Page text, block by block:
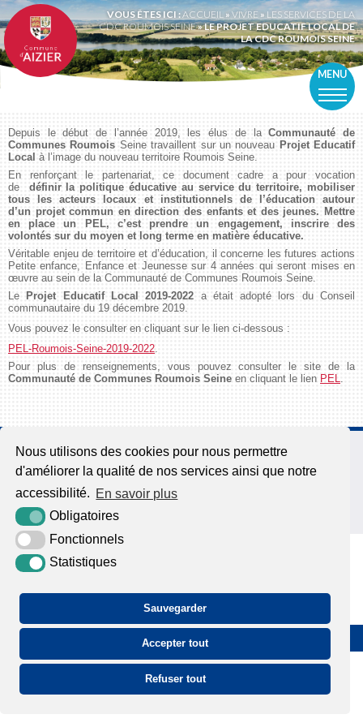
Nous utilisons des cookies pour nous permettre
d'améliorer la qualité de nos services ainsi que notre
accessibilité. En savoir plus
Obligatoires
Fonctionnels
Statistiques
Sauvegarder
Accepter tout
Refuser tout
VOUS ÊTES ICI :ACCUEIL » VIVRE » LES SERVICES DE LA
CDC ROUMOIS SEINE»LE PROJET EDUCATIF LOCAL DE
LA CDC ROUMOIS SEINE
MENU
Depuis le début de l’année 2019, les élus de laCommunauté de
Communes Roumois Seine travaillent sur un nouveau Projet Educatif
Local à l’image du nouveau territoire Roumois Seine.
En renforçant le partenariat, ce document cadre a pour vocation
de
définir la politique éducative au service du territoire, mobiliser
tous les acteurs locaux et institutionnels de l’éducation autour
d’un projet commun en direction des enfants et des jeunes. Mettre
en place un PEL, c’est prendre un engagement, inscrire des
volontés sur du moyen et long terme en matière éducative.
Véritable enjeu de territoire et d’éducation, il concerne les futures actions
Petite enfance, Enfance et Jeunesse sur 4 années qui seront mises en
œuvre au sein de la Communauté de Communes Roumois Seine.
Le
Projet Educatif Local 2019-2022 a était adopté lors du Conseil
communautaire du 19 décembre 2019.
Vous pouvez le consulter en cliquant sur le lien ci-dessous :
PEL-Roumois-Seine-2019-2022.
Pour plus de renseignements, vous pouvez consulter le site de la
Communauté de Communes Roumois Seine en cliquant le lien PEL.
65, route des Chaumières
27500 Aizier
02 32 42 18 40
Mentions légales Accessibilité